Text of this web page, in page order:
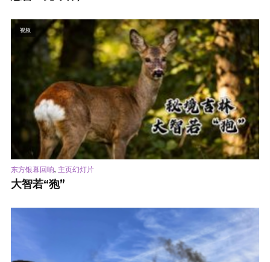
视频
东方银幕回响, 主页幻灯片
大智若“狍”